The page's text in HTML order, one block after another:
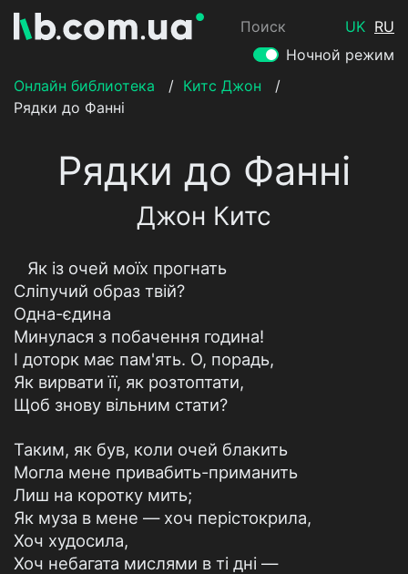
Поиск UK RU
Ночной режим
Онлайн библиотека
/ Китс Джон
/
Рядки до Фанні
Рядки до Фанні
Джон Китс
Як із очей моїх прогнать
Сліпучий образ твій?
Одна-єдина
Минулася з побачення година!
I доторк має пам'ять. О, порадь,
Як вирвати її, як розтоптати,
Щоб знову вільним стати?
Таким, як був, коли очей блакить
Могла мене привабить-приманить
Лиш на коротку мить;
Як муза в мене — хоч перістокрила,
Хоч худосила,
Хоч небагата мислями в ті дні —